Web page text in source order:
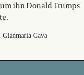
ihn Donald Trumps
Gianmaria Gava